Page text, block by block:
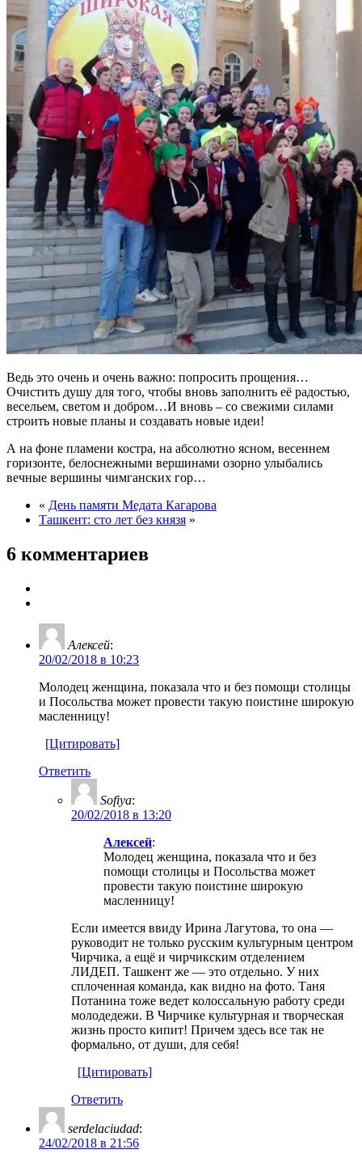
Ведь это очень и очень важно: попросить прощения…
Очистить душу для того, чтобы вновь заполнить её радостью,
весельем, светом и добром…И вновь – со свежими силами
строить новые планы и создавать новые идеи!
А на фоне пламени костра, на абсолютно ясном, весеннем
горизонте, белоснежными вершинами озорно улыбались
вечные вершины чимганских гор…
« День памяти Медата Кагарова
Ташкент: сто лет без князя »
6 комментариев
Алексей:
20/02/2018 в 10:23
Молодец женщина, показала что и без помощи столицы
и Посольства может провести такую поистине широкую
масленницу!
[Цитировать]
Ответить
Sofiya:
20/02/2018 в 13:20
Алексей:
Молодец женщина, показала что и без
помощи столицы и Посольства может
провести такую поистине широкую
масленницу!
Если имеется ввиду Ирина Лагутова, то она —
руководит не только русским культурным центром
Чирчика, а ещё и чирчикским отделением
ЛИДЕП. Ташкент же — это отдельно. У них
сплоченная команда, как видно на фото. Таня
Потанина тоже ведет колоссальную работу среди
молодедежи. В Чирчике культурная и творческая
жизнь просто кипит! Причем здесь все так не
формально, от души, для себя!
[Цитировать]
Ответить
serdelaciudad:
24/02/2018 в 21:56